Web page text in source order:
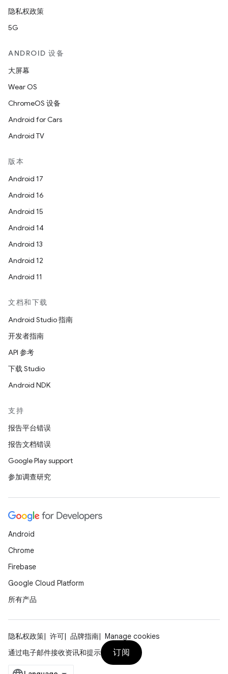
隐私权政策
5G
ANDROID 设备
大屏幕
Wear OS
ChromeOS 设备
Android for Cars
Android TV
版本
Android 17
Android 16
Android 15
Android 14
Android 13
Android 12
Android 11
文档和下载
Android Studio 指南
开发者指南
API 参考
下载 Studio
Android NDK
支持
报告平台错误
报告文档错误
Google Play support
参加调查研究
Android
Chrome
Firebase
Google Cloud Platform
所有产品
隐私权政策 许可 品牌指南
Manage cookies
通过电子邮件接收资讯和提示
订阅